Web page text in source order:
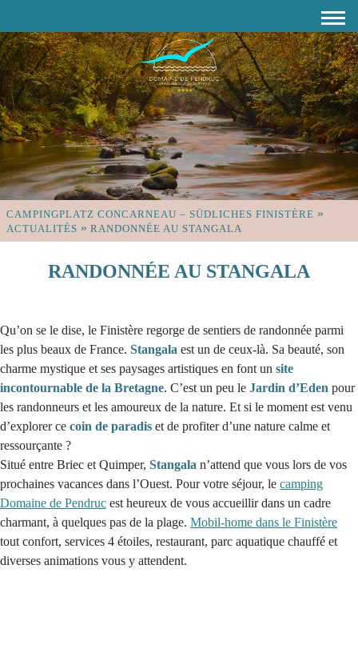
CAMPINGPLATZ CONCARNEAU – SÜDLICHES FINISTÈRE »
ACTUALITÉS » RANDONNÉE AU STANGALA
RANDONNÉE AU STANGALA
Qu’on se le dise, le Finistère regorge de sentiers de randonnée parmi
les plus beaux de France. Stangala est un de ceux-là. Sa beauté, son
charme mystique et ses paysages artistiques en font un site
incontournable de la Bretagne. C’est un peu le Jardin d’Eden pour
les randonneurs et les amoureux de la nature. Et si le moment est venu
d’explorer ce coin de paradis et de profiter d’une nature calme et
ressourçante ?
Situé entre Briec et Quimper, Stangala n’attend que vous lors de vos
prochaines vacances dans l’Ouest. Pour votre séjour, le camping
Domaine de Pendruc est heureux de vous accueillir dans un cadre
charmant, à quelques pas de la plage. Mobil-home dans le Finistère
tout confort, services 4 étoiles, restaurant, parc aquatique chauffé et
diverses animations vous y attendent.